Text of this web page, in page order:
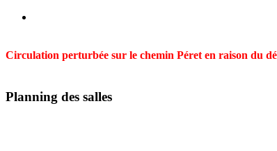
Circulation perturbée sur le chemin Péret en raison du
Planning des salles